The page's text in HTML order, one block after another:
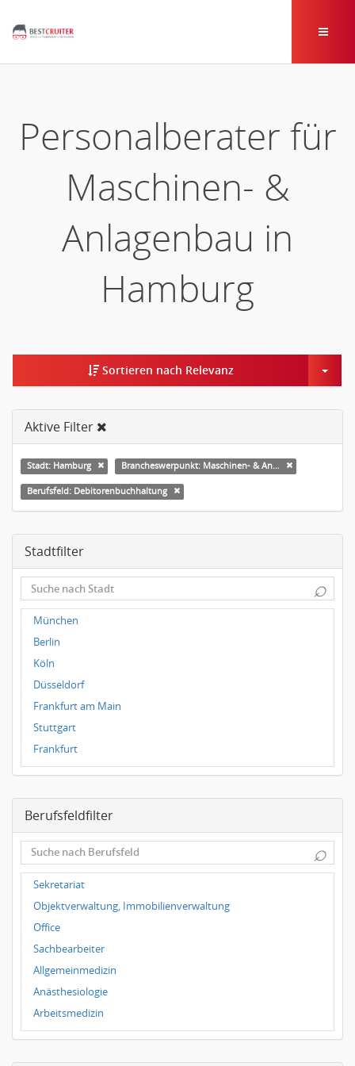
Personalberater für
Maschinen- &
Anlagenbau in
Hamburg
Sortieren nach Relevanz
Aktive Filter
Stadt: Hamburg Brancheswerpunkt: Maschinen- & Anlagenbau
Berufsfeld: Debitorenbuchhaltung
Stadtfilter
⌕
München
Berlin
Köln
Düsseldorf
Frankfurt am Main
Stuttgart
Frankfurt
Dresden
Leipzig
Dortmund
Wuppertal
Hallbergmoos
Würzburg
Grünwald
Ulm
Bielefeld
Hannover
Duisburg
Berufsfeldfilter
⌕
Sekretariat
Objektverwaltung, Immobilienverwaltung
Office
Sachbearbeiter
Allgemeinmedizin
Anästhesiologie
Arbeitsmedizin
Augenheilkunde